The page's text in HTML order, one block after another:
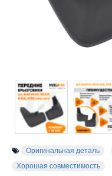
Оригинальная деталь
Хорошая совместимость